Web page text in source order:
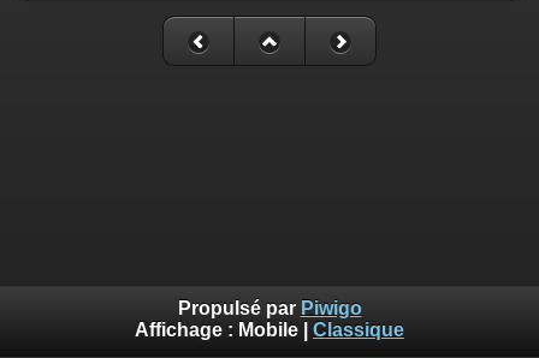
Propulsé par Piwigo
Affichage : Mobile Classique